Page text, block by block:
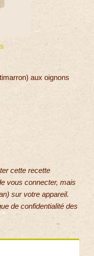
aux oignons
cette recette
vous connecter, mais
sur votre appareil.
de confidentialité des